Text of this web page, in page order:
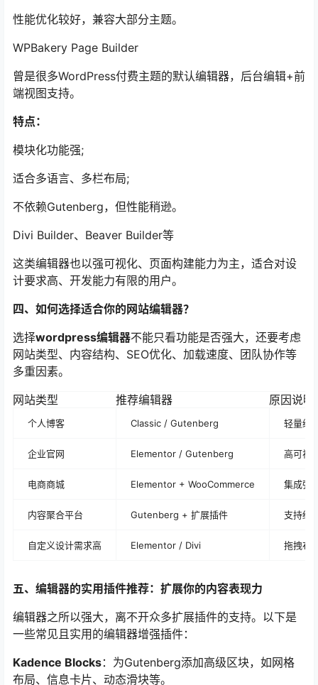
性能优化较好，兼容大部分主题。
WPBakery Page Builder
曾是很多WordPress付费主题的默认编辑器，后台编辑+前
端视图支持。
特点：
模块化功能强;
适合多语言、多栏布局;
不依赖Gutenberg，但性能稍逊。
Divi Builder、Beaver Builder等
这类编辑器也以强可视化、页面构建能力为主，适合对设
计要求高、开发能力有限的用户。
四、如何选择适合你的网站编辑器？
选择wordpress编辑器不能只看功能是否强大，还要考虑
网站类型、内容结构、SEO优化、加载速度、团队协作等
多重因素。
网站类型
推荐编辑器 原因说明
个人博客 Classic / Gutenberg 轻量级
企业官网 Elementor / Gutenberg 高可视
电商商城 Elementor + WooCommerce 集成强
内容聚合平台 Gutenberg + 扩展插件 支持结
自定义设计需求高 Elementor / Divi 拖拽布
五、编辑器的实用插件推荐：扩展你的内容表现力
编辑器之所以强大，离不开众多扩展插件的支持。以下是
一些常见且实用的编辑器增强插件：
Kadence Blocks：为Gutenberg添加高级区块，如网格
布局、信息卡片、动态滑块等。